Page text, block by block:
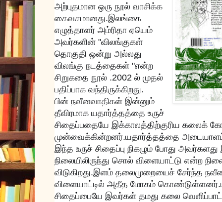
அற்புதமான ஒரு நூல் வாசிக்க
கைவசமானது.இலங்கை
எழுத்தாளர் அம்ரிதா ஏயெம்
அவர்களின் "விலங்குகள்
தொகுதி ஒன்று அல்லது
விலங்கு நடத்தைகள் "என்ற
சிறுகதை நூல் .2002 ல் முதல்
பதிப்பாக வந்திருக்கிறது.
பின் நவீனவாதிகள் இன்னும்
தீவிரமாக யதார்த்தத்தை உருச்
சிதைப்பதையே இக்காலத்திற்குரிய கலைக்
முன்வைக்கின்றனர்.யதார்த்தத்தை அடையாளம்
இந்த உருச் சிதைப்பு நிகழும் போது
நிலையிலிருந்து சொல் விளையாட்டு என்ற
விடுகிறது.இளம் தலைமுறையைச் சேர்ந்த
விளையாட்டில் அதீத மோகம்
சிதைப்பையே இவர்கள் தமது கலை